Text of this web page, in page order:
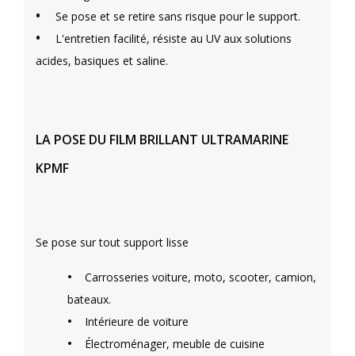
• Se pose et se retire sans risque pour le support.
•
L'entretien facilité, résiste au UV aux solutions
acides, basiques et saline.
LA POSE DU FILM BRILLANT ULTRAMARINE
KPMF
Se pose sur tout support lisse
• Carrosseries voiture, moto, scooter, camion,
bateaux.
• Intérieure de voiture
• Électroménager, meuble de cuisine